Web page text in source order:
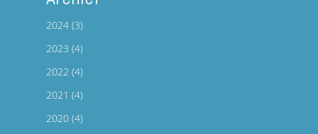
2024(3)
2023 (4)
2022 (4)
2021 (4)
2020(4)